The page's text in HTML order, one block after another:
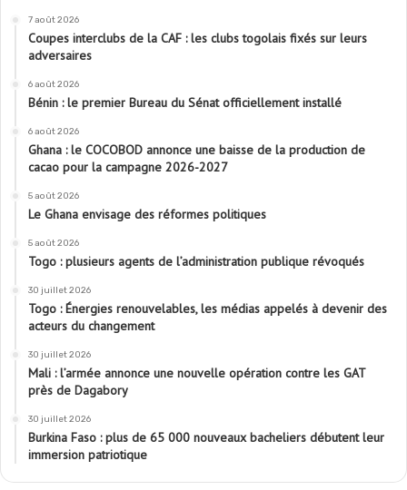
7 août 2026
Coupes interclubs de la CAF : les clubs togolais fixés sur leurs
adversaires
6 août 2026
Bénin : le premier Bureau du Sénat officiellement installé
6 août 2026
Ghana : le COCOBOD annonce une baisse de la production de
cacao pour la campagne 2026-2027
5 août 2026
Le Ghana envisage des réformes politiques
5 août 2026
Togo : plusieurs agents de l’administration publique révoqués
30 juillet 2026
Togo : Énergies renouvelables, les médias appelés à devenir des
acteurs du changement
30 juillet 2026
Mali : l’armée annonce une nouvelle opération contre les GAT
près de Dagabory
30 juillet 2026
Burkina Faso : plus de 65 000 nouveaux bacheliers débutent leur
immersion patriotique